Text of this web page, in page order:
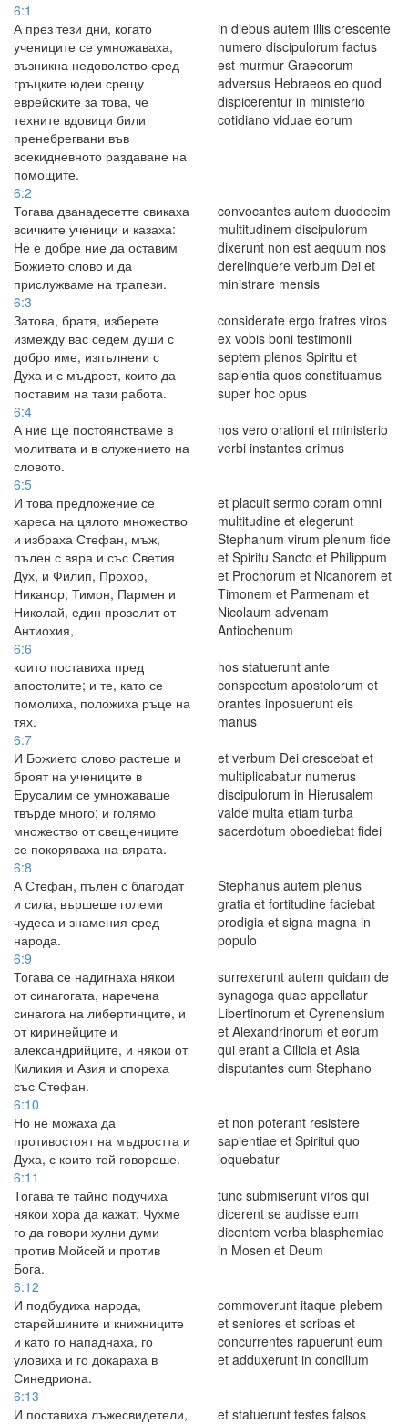
6:1
А през тези дни, когато
учениците се умножаваха,
възникна недоволство сред
гръцките юдеи срещу
еврейските за това, че
техните вдовици били
пренебрегвани във
всекидневното раздаване на
помощите.
in diebus autem illis crescente
numero discipulorum factus
est murmur Graecorum
adversus Hebraeos eo quod
dispicerentur in ministerio
cotidiano viduae eorum
6:2
Тогава дванадесетте свикаха
всичките ученици и казаха:
Не е добре ние да оставим
Божието слово и да
прислужваме на трапези.
convocantes autem duodecim
multitudinem discipulorum
dixerunt non est aequum nos
derelinquere verbum Dei et
ministrare mensis
6:3
Затова, братя, изберете
измежду вас седем души с
добро име, изпълнени с
Духа и с мъдрост, които да
поставим на тази работа.
considerate ergo fratres viros
ex vobis boni testimonii
septem plenos Spiritu et
sapientia quos constituamus
super hoc opus
6:4
А ние ще постоянстваме в
молитвата и в служението на
словото.
nos vero orationi et ministerio
verbi instantes erimus
6:5
И това предложение се
хареса на цялото множество
и избраха Стефан, мъж,
пълен с вяра и със Светия
Дух, и Филип, Прохор,
Никанор, Тимон, Пармен и
Николай, един прозелит от
Антиохия,
et placuit sermo coram omni
multitudine et elegerunt
Stephanum virum plenum fide
et Spiritu Sancto et Philippum
et Prochorum et Nicanorem et
Timonem et Parmenam et
Nicolaum advenam
Antiochenum
6:6
които поставиха пред
апостолите; и те, като се
помолиха, положиха ръце на
тях.
hos statuerunt ante
conspectum apostolorum et
orantes inposuerunt eis
manus
6:7
И Божието слово растеше и
броят на учениците в
Ерусалим се умножаваше
твърде много; и голямо
множество от свещениците
се покоряваха на вярата.
et verbum Dei crescebat et
multiplicabatur numerus
discipulorum in Hierusalem
valde multa etiam turba
sacerdotum oboediebat fidei
6:8
А Стефан, пълен с благодат
и сила, вършеше големи
чудеса и знамения сред
народа.
Stephanus autem plenus
gratia et fortitudine faciebat
prodigia et signa magna in
populo
6:9
Тогава се надигнаха някои
от синагогата, наречена
синагога на либертинците, и
от киринейците и
александрийците, и някои от
Киликия и Азия и спореха
със Стефан.
surrexerunt autem quidam de
synagoga quae appellatur
Libertinorum et Cyrenensium
et Alexandrinorum et eorum
qui erant a Cilicia et Asia
disputantes cum Stephano
6:10
Но не можаха да
противостоят на мъдростта и
Духа, с които той говореше.
et non poterant resistere
sapientiae et Spiritui quo
loquebatur
6:11
Тогава те тайно подучиха
някои хора да кажат: Чухме
го да говори хулни думи
против Мойсей и против
Бога.
tunc submiserunt viros qui
dicerent se audisse eum
dicentem verba blasphemiae
in Mosen et Deum
6:12
И подбудиха народа,
старейшините и книжниците
и като го нападнаха, го
уловиха и го докараха в
Синедриона.
commoverunt itaque plebem
et seniores et scribas et
concurrentes rapuerunt eum
et adduxerunt in concilium
6:13
И поставиха лъжесвидетели,
et statuerunt testes falsos